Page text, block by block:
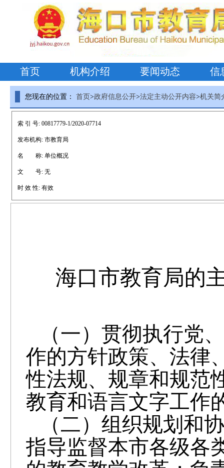
首页 机构介绍 要闻动态 信
您现在的位置： 首页>政府信息公开>法定主动公开内容>机关简
索 引 号:00817779-1/2020-07714
发布机构:市教育局
名 称:单位概况
文 号:无
时 效 性:有效
海口市教育局的
（一）贯彻执行党
作的方针政策、法律
性法规、规章和规范
教育和语言文字工作
（二）组织规划和
指导监督本市各级各